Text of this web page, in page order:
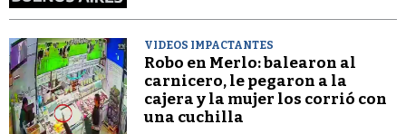
VIDEOS IMPACTANTES
Robo en Merlo: balearon al
carnicero, le pegaron a la
cajera y la mujer los corrió con
una cuchilla